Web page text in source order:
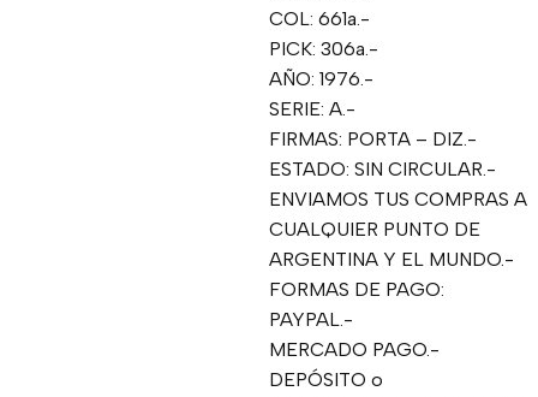
COL: 661a.-
PICK: 306a.-
AÑO: 1976.-
SERIE: A.-
FIRMAS: PORTA – DIZ.-
ESTADO: SIN CIRCULAR.-
ENVIAMOS TUS COMPRAS A
CUALQUIER PUNTO DE
ARGENTINA Y EL MUNDO.-
FORMAS DE PAGO:
PAYPAL.-
MERCADO PAGO.-
DEPÓSITO o